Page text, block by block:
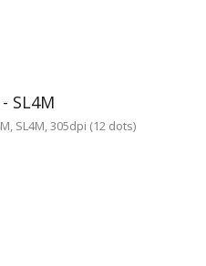
SL4M
SL4M, 305dpi (12 dots)